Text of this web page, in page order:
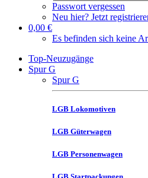
Passwort vergessen
Neu hier? Jetzt
0,00 €
Es befinden sich keine
Top-Neuzugänge
Spur G
Spur G
LGB Lokomotiven
LGB Güterwagen
LGB Personenwagen